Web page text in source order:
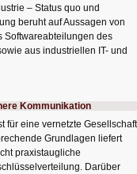
– Status quo und
beruht auf Aussagen von
Softwareabteilungen des
aus industriellen IT- und
Kommunikation
für eine vernetzte Gesellschaft
Grundlagen liefert
praxistaugliche
Darüber